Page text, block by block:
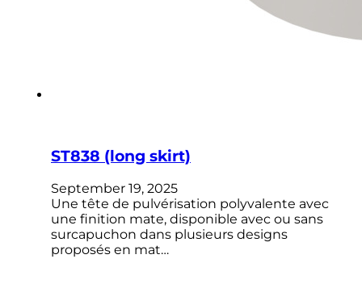
ST838 (long skirt)
September 19, 2025
Une tête de pulvérisation polyvalente avec
une finition mate, disponible avec ou sans
surcapuchon dans plusieurs designs
proposés en mat…